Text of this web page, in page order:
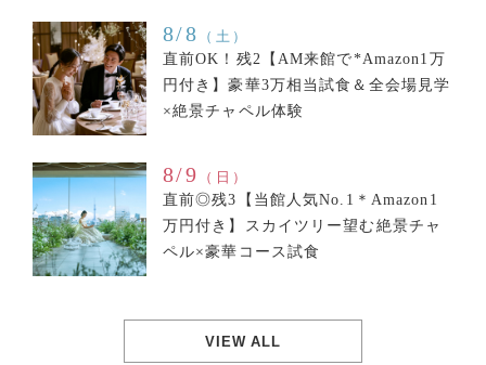
8/8
（土）
直前OK！残2【AM来館で*Amazon1万
円付き】豪華3万相当試食＆全会場見学
×絶景チャペル体験
8/9
（日）
直前◎残3【当館人気No.1＊Amazon1
万円付き】スカイツリー望む絶景チャ
ペル×豪華コース試食
VIEW ALL